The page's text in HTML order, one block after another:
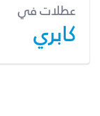
عطلات في
كابري